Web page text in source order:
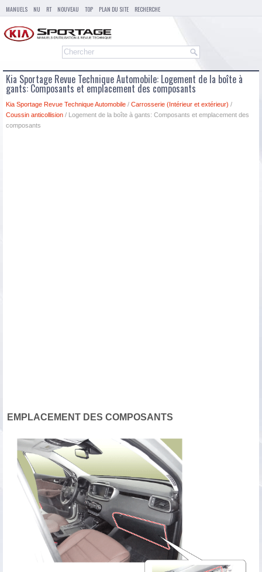
MANUELS NU RT NOUVEAU TOP PLAN DU SITE RECHERCHE
Kia Sportage Revue Technique Automobile: Logement de la boîte à
gants: Composants et emplacement des composants
Kia Sportage Revue Technique Automobile / Carrosserie (Intérieur et extérieur) /
Coussin anticollision / Logement de la boîte à gants: Composants et emplacement des
composants
EMPLACEMENT DES COMPOSANTS